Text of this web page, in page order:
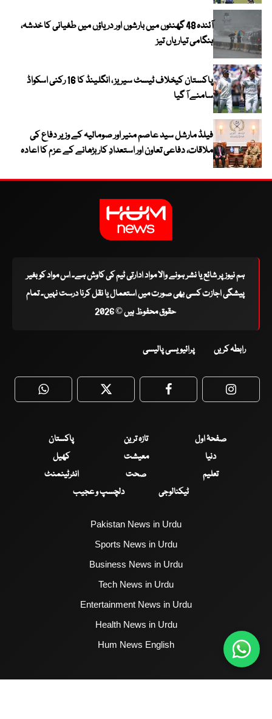
آئندہ 48 گھنٹوں میں بارشوں اور دریاؤں میں طغیانی کا خدشہ،
ہنگامی تیاریاں تیز
پاکستان کیخلاف ٹیسٹ سیریز ، انگلینڈ کا 16 رکنی اسکواڈ
سامنے آ گیا
فیلڈ مارشل سید عاصم منیر اور صومالیہ کے وزیر دفاع کی
ملاقات، دفاعی تعاون اور استعدادِ کار بڑھانے کے عزم کا اعادہ
ہم نیوز پر شائع یا نشر ہونے والا مواد ادارتی ٹیم کی کاوش ہے۔ اس مواد کو بغیر
پیشگی اجازت کسی بھی صورت میں استعمال یا نقل کرنا درست نہیں۔ تمام
حقوق محفوظ ہیں © 2026
رابطہ کریں پرائیویسی پالیسی
WhatsApp Twitter Facebook
صفحۂ اول تازہ ترین
پاکستان
دنیا
معیشت
کھیل
تعلیم
صحت
انٹرٹینمنٹ
ٹیکنالوجی
دلچسپ و عجیب
Pakistan News in Urdu
Sports News in Urdu
Business News in Urdu
Tech News in Urdu
Entertainment News in Urdu
Health News in Urdu
Hum News English